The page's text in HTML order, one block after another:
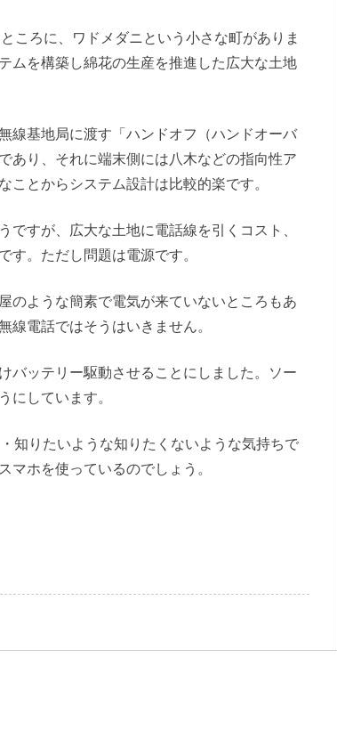
ころに、ワドメダニという小さな町がありま
ムを構築し綿花の生産を推進した広大な土地
線基地局に渡す「ハンドオフ（ハンドオーバ
あり、それに端末側には八木などの指向性ア
ことからシステム設計は比較的楽です。
すが、広大な土地に電話線を引くコスト、
す。ただし問題は電源です。
のような簡素で電気が来ていないところもあ
線電話ではそうはいきません。
バッテリー駆動させることにしました。ソー
にしています。
知りたいような知りたくないような気持ちで
マホを使っているのでしょう。